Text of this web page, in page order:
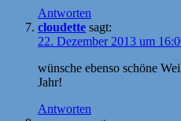
Antworten
cloudette sagt:
22. Dezember 2013 um
wünsche ebenso schöne
Jahr!
Antworten